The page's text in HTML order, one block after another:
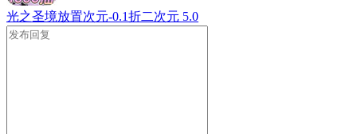
光之圣境放置次元-0.1折二次元 5.0